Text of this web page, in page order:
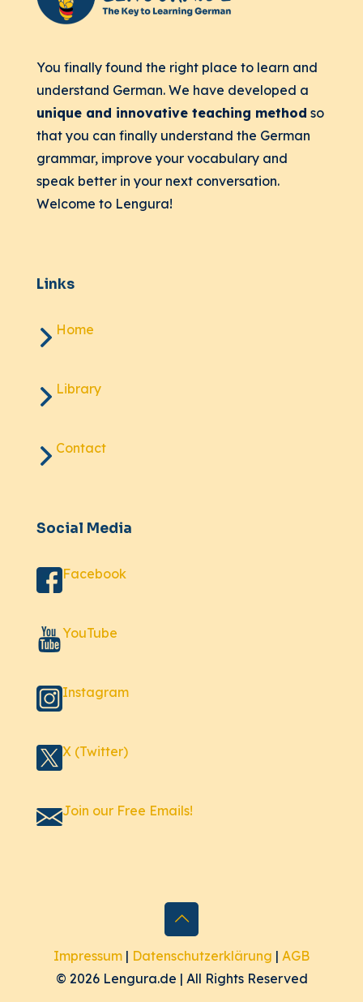
You finally found the right place to learn and
understand German. We have developed a
unique and innovative teaching method so
that you can finally understand the German
grammar, improve your vocabulary and
speak better in your next conversation.
Welcome to Lengura!
Links
Home
Library
Contact
Social Media
Facebook
YouTube
Instagram
X (Twitter)
Join our Free Emails!
Impressum | Datenschutzerklärung | AGB
© 2026 Lengura.de | All Rights Reserved